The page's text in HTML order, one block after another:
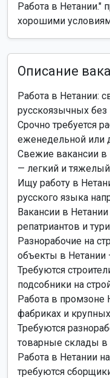
Работа в Нетании."
хорошими
Описание
Работа в Нетании:
русскоязычных
Срочно требуется
еженедельной или
Свежие вакансии
— легкий и тяжелый
Ищу работу в
русского языка
Вакансии в
репатриантов и
Разнорабочие на
объекты в Нетании
Требуются
подсобники на
Работа в промзоне
фабриках и
Требуются
товарные склады в
Работа в Нетании
требуются